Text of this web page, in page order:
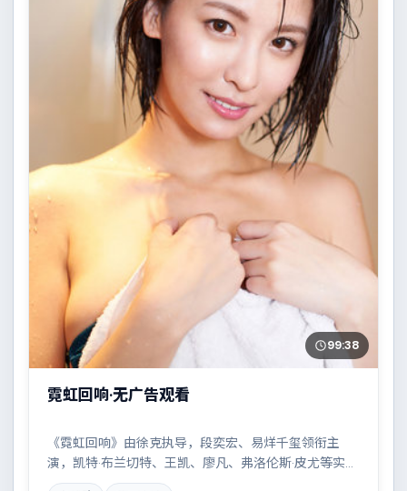
99:38
霓虹回响·无广告观看
《霓虹回响》由徐克执导，段奕宏、易烊千玺领衔主
演，凯特·布兰切特、王凯、廖凡、弗洛伦斯·皮尤等实力
加盟，是一部荒诞幽默的爱情作品。故事主要发生在西